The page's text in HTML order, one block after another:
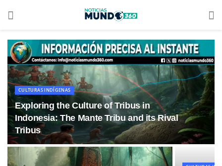
CULTURAS INDÍGENAS
Exploring the Culture of Tribus in
Indonesia: The Mante Tribu and its Rival
Tribus